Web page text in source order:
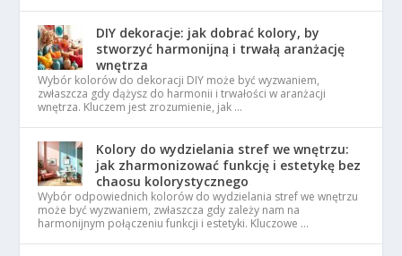
DIY dekoracje: jak dobrać kolory, by
stworzyć harmonijną i trwałą aranżację
wnętrza
Wybór kolorów do dekoracji DIY może być wyzwaniem,
zwłaszcza gdy dążysz do harmonii i trwałości w aranżacji
wnętrza. Kluczem jest zrozumienie, jak …
Kolory do wydzielania stref we wnętrzu:
jak zharmonizować funkcję i estetykę bez
chaosu kolorystycznego
Wybór odpowiednich kolorów do wydzielania stref we wnętrzu
może być wyzwaniem, zwłaszcza gdy zależy nam na
harmonijnym połączeniu funkcji i estetyki. Kluczowe …